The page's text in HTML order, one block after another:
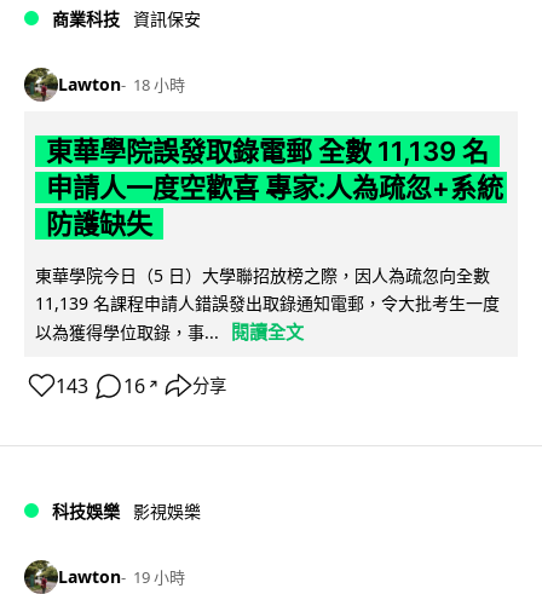
商業科技 資訊保安
Lawton 18 小時
東華學院誤發取錄電郵 全數 11,139 名
申請人一度空歡喜 專家:人為疏忽+系統
防護缺失
東華學院今日（5 日）大學聯招放榜之際，因人為疏忽向全數
11,139 名課程申請人錯誤發出取錄通知電郵，令大批考生一度
以為獲得學位取錄，事...
閱讀全文
143 16 ↗ 分享
科技娛樂 影視娛樂
Lawton 19 小時